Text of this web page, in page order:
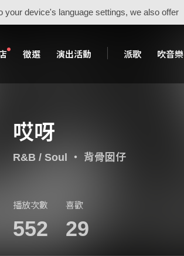
your device's language settings, we also offer
徵選 演出活動 派歌 吹音樂
哎呀
R&B / Soul ・ 背骨囡仔
播放次數
552
喜歡
29